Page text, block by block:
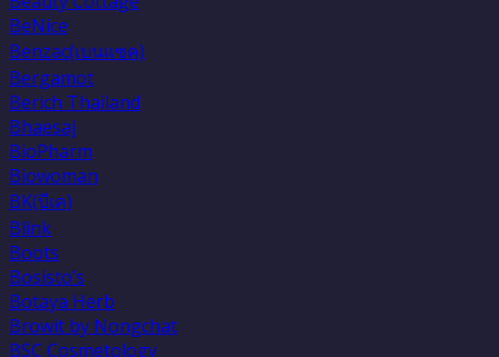
BeNice
Benzac(เบนเเซค)
Bergamot
Berich Thailand
Bhaesaj
BioPharm
Biowoman
BK(บีเค)
Blink
Boots
Bosisto’s
Botaya Herb
Browit by Nongchat
BSC Cosmetology